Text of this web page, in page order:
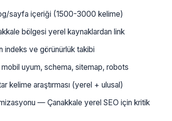
sayfa içeriği (1500-3000 kelime)
bölgesi yerel kaynaklardan link
indeks ve görünürlük takibi
mobil uyum, schema, sitemap, robots
kelime araştırması (yerel + ulusal)
— Çanakkale yerel SEO için kritik